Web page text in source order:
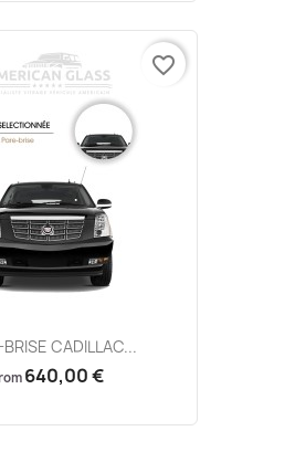
BRISE CADILLAC...
640,00 €
favorite_border